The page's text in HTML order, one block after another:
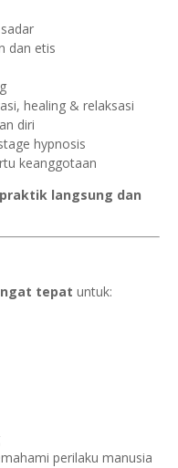
dan etis
healing & relaksasi
diri
hypnosis
keanggotaan
praktik langsung dan
tepat untuk:
perilaku manusia